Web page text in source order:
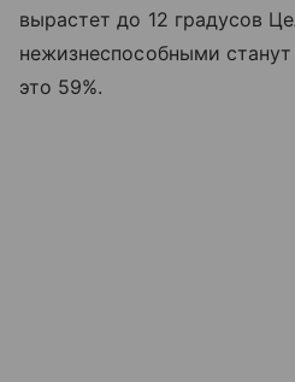
вырастет до 12 градусов
нежизнеспособными
это 59%.